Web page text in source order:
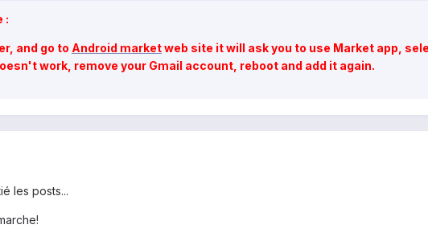
:
and go to Android marketweb site it will ask you to use Market app,
work, remove your Gmail account, reboot and add it again.
les posts...